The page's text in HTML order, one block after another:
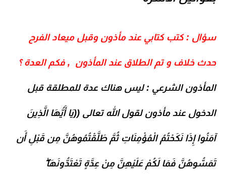
سؤال : كتب كتابي عند مأذون وقبل ميعاد الفرح
حدث خلاف و تم الطلاق عند المأذون , فكم العدة ؟
المأذون الشرعي : ليس هناك عدة للمطلقة قبل
الدخول عند مأذون لقول الله تعالى ((يَا أَيُّهَا الَّذِينَ
آمَنُوا إِذَا نَكَحْتُمُ الْمُؤْمِنَاتِ ثُمَّ طَلَّقْتُمُوهُنَّ مِن قَبْلِ أَن
تَمَسُّوهُنَّ فَمَا لَكُمْ عَلَيْهِنَّ مِنْ عِدَّةٍ تَعْتَدُّونَهَا ۖ